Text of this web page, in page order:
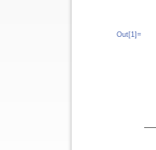
Out[1]=